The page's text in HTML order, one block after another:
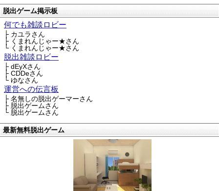
脱出ゲーム掲示板
何でも雑談ロビー
├ カユラさん
├ くまれんじゃー★さん
└ くまれんじゃー★さん
脱出雑談ロビー
├ dEyXさん
├ CDDeさん
└ ゆなさん
運営への伝言板
├ 名無しの脱出ゲーマーさん
├ 脱出ゲームさん
└ 脱出ゲームさん
最新無料脱出ゲーム